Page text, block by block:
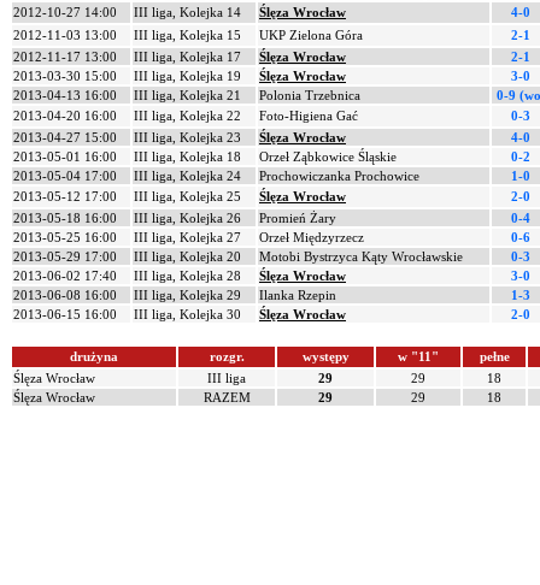
2012-10-27 14:00
III liga, Kolejka 14 Ślęza Wrocław
4-0
2012-11-03 13:00
III liga, Kolejka 15 UKP Zielona Góra
2-1
2012-11-17 13:00
III liga, Kolejka 17 Ślęza Wrocław
2-1
2013-03-30 15:00
III liga, Kolejka 19 Ślęza Wrocław
3-0
2013-04-13 16:00
III liga, Kolejka 21 Polonia Trzebnica
0-9
2013-04-20 16:00
III liga, Kolejka 22 Foto-Higiena Gać
0-3
2013-04-27 15:00
III liga, Kolejka 23 Ślęza Wrocław
4-0
2013-05-01 16:00
III liga, Kolejka 18 Orzeł Ząbkowice Śląskie
0-2
2013-05-04 17:00
III liga, Kolejka 24 Prochowiczanka Prochowice
1-0
2013-05-12 17:00
III liga, Kolejka 25 Ślęza Wrocław
2-0
2013-05-18 16:00
III liga, Kolejka 26 Promień Żary
0-4
2013-05-25 16:00
III liga, Kolejka 27 Orzeł Międzyrzecz
0-6
2013-05-29 17:00
III liga, Kolejka 20 Motobi Bystrzyca Kąty Wrocławskie
0-3
2013-06-02 17:40
III liga, Kolejka 28 Ślęza Wrocław
3-0
2013-06-08 16:00
III liga, Kolejka 29 Ilanka Rzepin
1-3
2013-06-15 16:00
III liga, Kolejka 30 Ślęza Wrocław 2-0
drużyna rozgr. występy w "11"
pełne
Ślęza Wrocław
III liga 29 29
18
Ślęza Wrocław
RAZEM 29 29 18